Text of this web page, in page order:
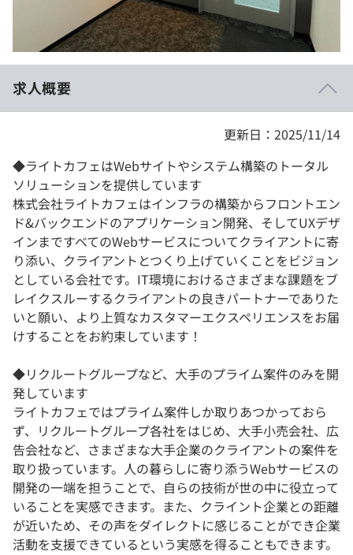
学校向けプラン
契約内容・クーポン
求人概要
更新日：2025/11/14
◆ライトカフェはWebサイトやシステム構築のトータル
ソリューションを提供しています
株式会社ライトカフェはインフラの構築からフロントエン
ド&バックエンドのアプリケーション開発、そしてUXデザ
インまですべてのWebサービスについてクライアントに寄
り添い、クライアントとつくり上げていくことをビジョン
としている会社です。IT環境におけるさまざまな課題をブ
レイクスルーするクライアントの良きパートナーでありた
いと願い、より上質なカスタマーエクスペリエンスをお届
けすることをお約束しています！
◆リクルートグループなど、大手のプライム案件のみを開
発しています
ライトカフェではプライム案件しか取りあつかっておら
ず、リクルートグループ各社をはじめ、大手小売会社、広
告会社など、さまざまな大手企業のクライアントの案件を
取り扱っています。人の暮らしに寄り添うWebサービスの
開発の一端を担うことで、自らの技術が世の中に役立って
いることを実感できます。また、クライント企業との距離
が近いため、その声をダイレクトに感じることができ企業
活動を支援できているという実感を得ることもできます。